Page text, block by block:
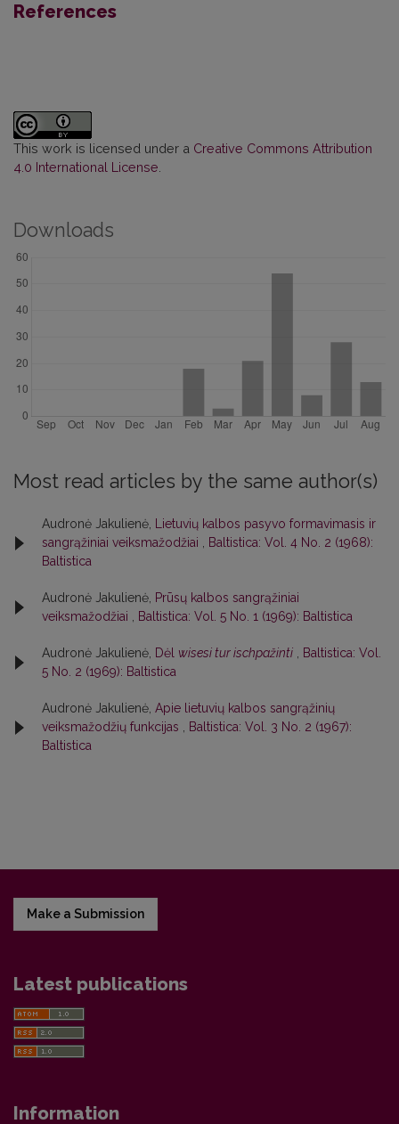
References
This work is licensed under a Creative Commons Attribution
4.0 International License
Downloads
Most read articles by the same author(s)
Audronė Jakulienė, Lietuvių kalbos pasyvo formavimasis ir
sangrąžiniai veiksmažodžiai , Baltistica: Vol. 4 No. 2 (1968):
Baltistica
Audronė Jakulienė, Prūsų kalbos sangrąžiniai
veiksmažodžiai , Baltistica: Vol. 5 No. 1 (1969): Baltistica
Audronė Jakulienė, Dėl wisesi tur ischpažinti , Baltistica: Vol.
5 No. 2 (1969): Baltistica
Audronė Jakulienė, Apie lietuvių kalbos sangrąžinių
veiksmažodžių funkcijas , Baltistica: Vol. 3 No. 2 (1967):
Baltistica
Make a Submission
Latest publications
Information